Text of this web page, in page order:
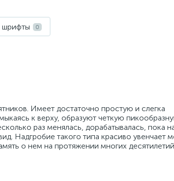
0
Имеет достаточно простую и слегка
к верху, образуют четкую
раз менялась, дорабатывалась, пока
Надгробие такого типа красиво увенчает
о нем на протяжении многих